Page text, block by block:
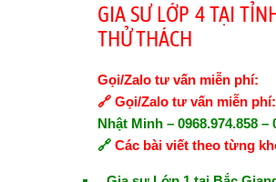
GIA SƯ LỚP 4 TẠI
THỬ THÁCH
Gọi/Zalo tư vấn miễn phí:
🔗 Gọi/Zalo tư vấn miễn phí:
Nhật Minh – 0968.974.858 –
🔗 Các bài viết theo từng